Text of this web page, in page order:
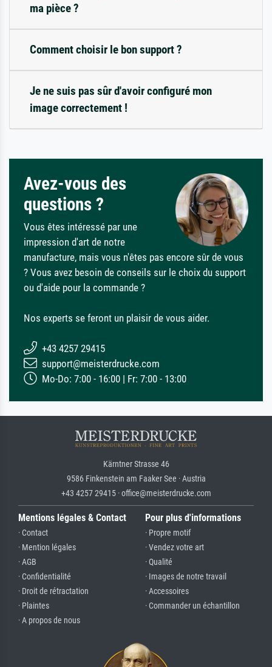
ma pièce ?
Comment choisir le bon support ?
Je ne suis pas sûr d'avoir configuré mon
image correctement !
Avez-vous des
questions ?
Vous êtes intéressé par une
impression d'art de notre
manufacture, mais vous n'êtes pas encore sûr de vous
? Vous avez besoin de conseils sur le choix du support
ou d'aide pour la commande ?
Nos experts se feront un plaisir de vous aider.
+43 4257 29415
support@meisterdrucke.com
Mo-Do: 7:00 - 16:00 | Fr: 7:00 - 13:00
Kärntner Strasse 46
9586 Finkenstein am Faaker See · Austria
+43 4257 29415 · office@meisterdrucke.com
Mentions légales & Contact
· Contact
· Mention légales
· AGB
· Confidentialité
· Droit de rétractation
· Plaintes
· A propos de nous
Pour plus d'informations
· Propre motif
· Vendez votre art
· Qualité
· Images de notre travail
· Accessoires
· Commander un échantillon